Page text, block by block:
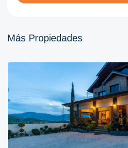
Más Propiedades